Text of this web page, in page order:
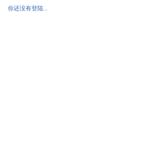
你还没有登陆...